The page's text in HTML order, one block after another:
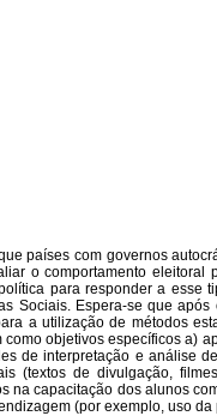
países com governos
o comportamento eleitoral
para responder a esse
Sociais. Espera-se que
a utilização de métodos
objetivos específicos a)
de interpretação e análise
(textos de divulgação,
capacitação dos alunos
(por exemplo, uso